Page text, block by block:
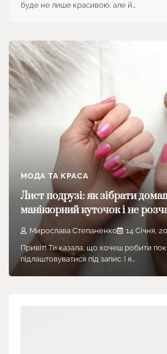
буде не лише красивою, але й…
МОДА ТА КРАСА
Лист подрузі: як зібрати
манікюрний куточок і не
Мирослава Степаненко 14 Січня,
Привіт! Ти казала, що хочеш робити
підлаштовуватися під запис. І я…